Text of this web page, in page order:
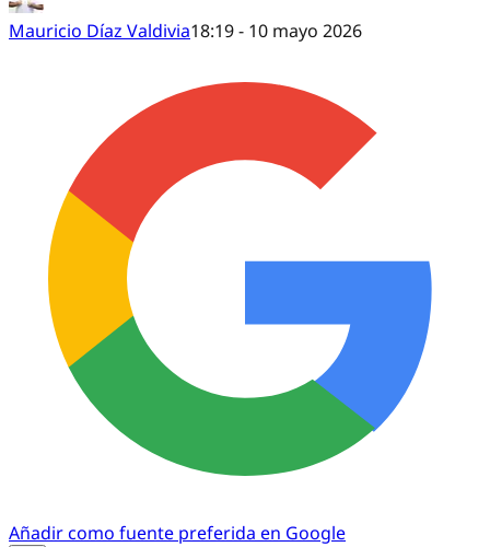
Mauricio Díaz Valdivia18:19 - 10 mayo 2026
Añadir como fuente preferida en Google